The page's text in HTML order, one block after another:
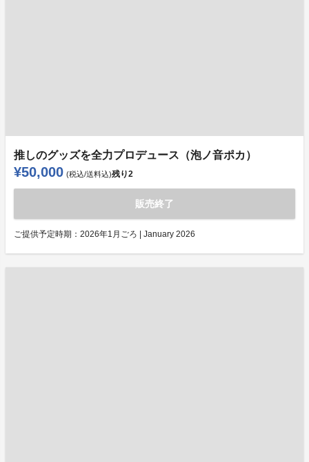
推しのグッズを全力プロデュース（泡ノ音ポカ）
¥50,000 (税込/送料込)残り2
販売終了
ご提供予定時期： 2026年1月ごろ | January 2026